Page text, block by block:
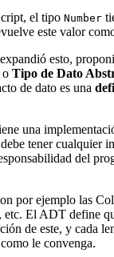
el tipo Number
este valor
esto,
o Tipo de Dato
de dato es una
una
tener cualquier
del
por ejemplo las
etc. El ADT define
de este, y cada
le convenga.